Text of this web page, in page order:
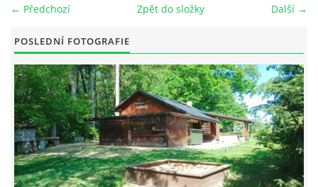
PRO ČLENY SPOLKU
Spolek Chotiváci
chotivskaparta@seznam.cz
← Předchozí Další →
Zpět do složky
POSLEDNÍ FOTOGRAFIE